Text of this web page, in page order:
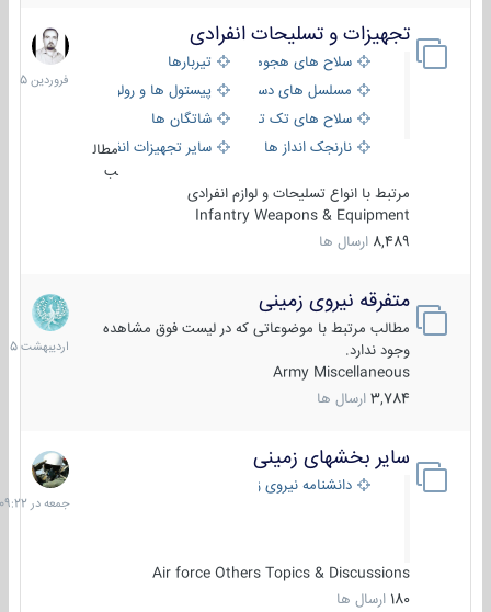
تجهیزات و تسلیحات انفرادی
سلاح های هجومی
تیربارها
مسلسل های دستی
پیستول ها و رولورها
سلاح های تک تیر اندازیشاتگان ها
نارنجک انداز ها
سایر تجهیزات انفرادی
مطال
ب
مرتبط با انواع تسلیحات و لوازم انفرادی
Infantry Weapons & Equipment
8,489 ارسال ها
17
فروردین
1405
متفرقه نیروی زمینی
مطالب مرتبط با موضوعاتی که در لیست فوق مشاهده
وجود ندارد.
Army Miscellaneous
3,784 ارسال ها
27
1405
سایر بخشهای زمینی
دانشنامه نیروی زمینی
Air force Others Topics & Discussions
180 ارسال ها
جمعه
در
09:22